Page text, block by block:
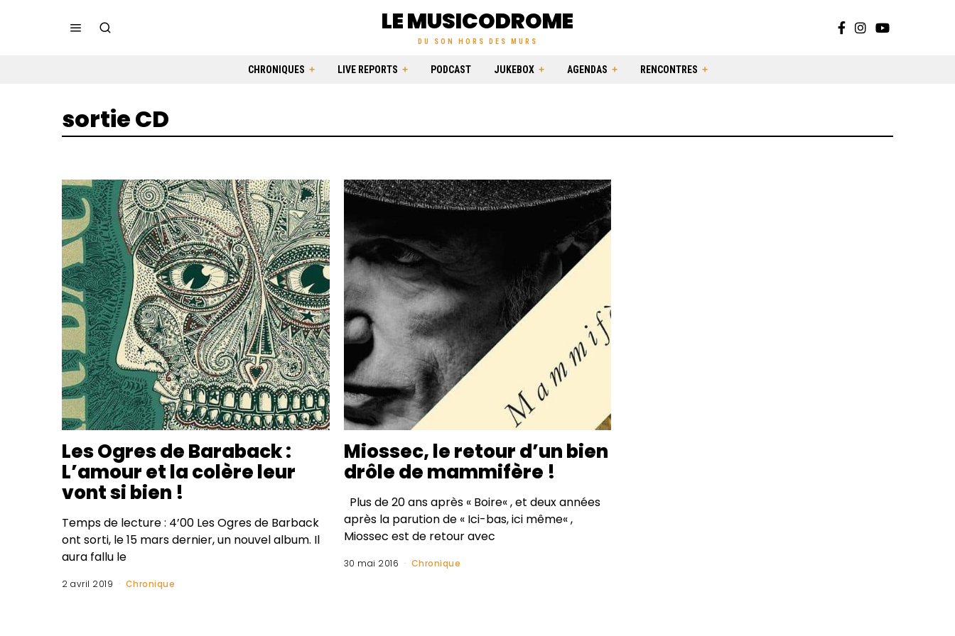
LE MUSICODROME
DU SON HORS DES MURS
CHRONIQUES LIVE REPORTS PODCAST JUKEBOX AGENDAS RENCONTRES
sortie CD
Les Ogres de Baraback :
L’amour et la colère leur
vont si bien !
Temps de lecture : 4’00 Les Ogres de Barback
ont sorti, le 15 mars dernier, un nouvel album. Il
aura fallu le
2 avril 2019 Chronique
Miossec, le retour d’un bien
drôle de mammifère !
Plus de 20 ans après « Boire« , et deux années
après la parution de « Ici-bas, ici même« ,
Miossec est de retour avec
30 mai 2016 Chronique